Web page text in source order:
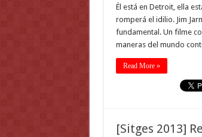
Él está en Detroit, ella
romperá el idilio. Jim
fundamental. Un filme
maneras del mundo
Read More »
[Sitges 2013]